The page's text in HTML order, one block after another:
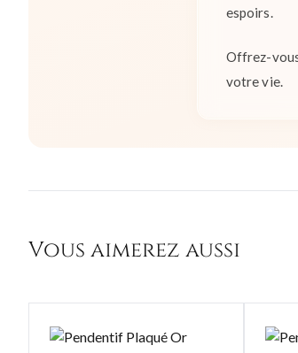
espoirs.
Offrez-
votre vie.
Vous aimerez aussi